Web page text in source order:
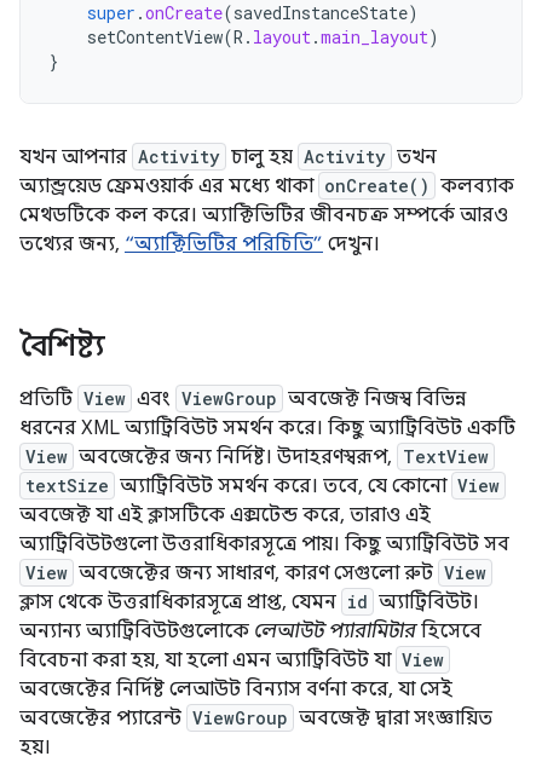
super .onCreate(savedInstanceState)
setContentView(R . layout.main_layout)
}
যখন আপনার Activity চালু হয় Activity তখন
অ্যান্ড্রয়েড ফ্রেমওয়ার্ক এর মধ্যে থাকা onCreate() কলব্যাক
মেথডটিকে কল করে। অ্যাক্টিভিটির জীবনচক্র সম্পর্কে আরও
তথ্যের জন্য, “অ্যাক্টিভিটির পরিচিতি” দেখুন।
বৈশিষ্ট্য
প্রতিটি View এবং ViewGroup অবজেক্ট নিজস্ব বিভিন্ন
ধরনের XML অ্যাট্রিবিউট সমর্থন করে। কিছু অ্যাট্রিবিউট একটি
View অবজেক্টের জন্য নির্দিষ্ট। উদাহরণস্বরূপ, TextView
textSize অ্যাট্রিবিউট সমর্থন করে। তবে, যে কোনো View
অবজেক্ট যা এই ক্লাসটিকে এক্সটেন্ড করে, তারাও এই
অ্যাট্রিবিউটগুলো উত্তরাধিকারসূত্রে পায়। কিছু অ্যাট্রিবিউট সব
View অবজেক্টের জন্য সাধারণ, কারণ সেগুলো রুট View
ক্লাস থেকে উত্তরাধিকারসূত্রে প্রাপ্ত, যেমন id অ্যাট্রিবিউট।
অন্যান্য অ্যাট্রিবিউটগুলোকে লেআউট প্যারামিটারহিসেবে
বিবেচনা করা হয়, যা হলো এমন অ্যাট্রিবিউট যা View
অবজেক্টের নির্দিষ্ট লেআউট বিন্যাস বর্ণনা করে, যা সেই
অবজেক্টের প্যারেন্ট ViewGroup অবজেক্ট দ্বারা সংজ্ঞায়িত
হয়।